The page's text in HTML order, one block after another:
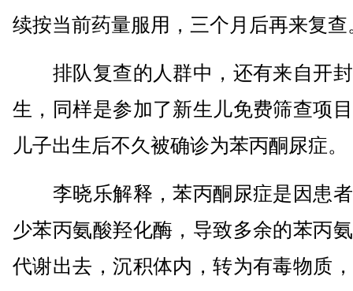
续按当前药量服用，三个月后再来复查
排队复查的人群中，还有来自开
生，同样是参加了新生儿免费筛查项
儿子出生后不久被确诊为苯丙酮尿症。
李晓乐解释，苯丙酮尿症是因患
少苯丙氨酸羟化酶，导致多余的苯丙
代谢出去，沉积体内，转为有毒物质